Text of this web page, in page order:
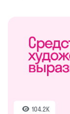
104.2K